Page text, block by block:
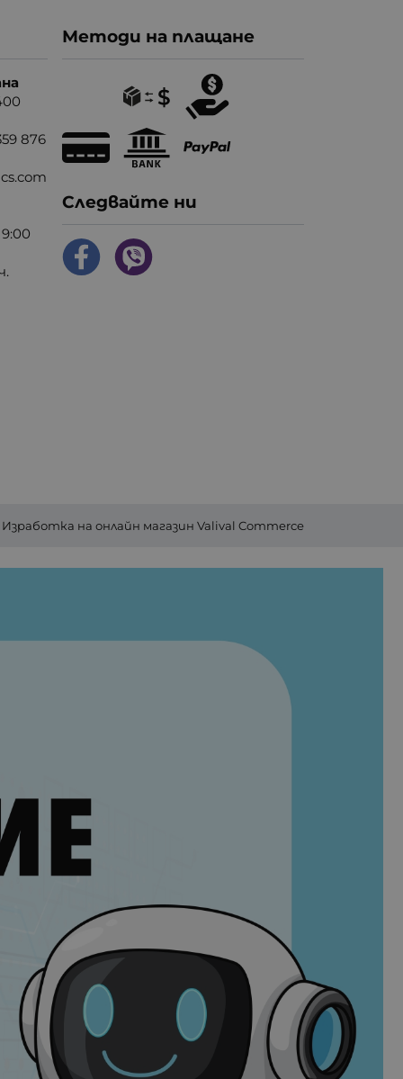
876
Методи на плащане
Следвайте ни
Изработка на онлайн магазин Valival Commerce